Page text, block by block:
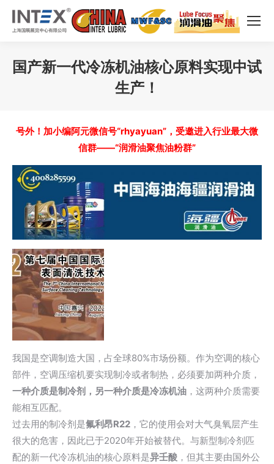
国产新一代冷冻机油核心原料实现中试
生产！
号外！加小编阿元微信号“rhyayuan”，受邀进入行业最大微
信群——“润滑油聚焦油粉群”
我国是空调制造大国，占全球80%市场份额。作为空调的核心
部件，空调压缩机要实现制冷或者制热，必须要加两种介质，
一种介质是制冷剂，另一种介质是冷冻机油 ，这两种介质需要
能相互匹配。
过去用的制冷剂是氟利昂R22 ，它的使用会对大气臭氧层产生
很大的危害，因此已于2020年开始被替代。与新型制冷剂匹
配的新一代冷冻机油的核心原料是异壬酸 ，但其主要由国外公